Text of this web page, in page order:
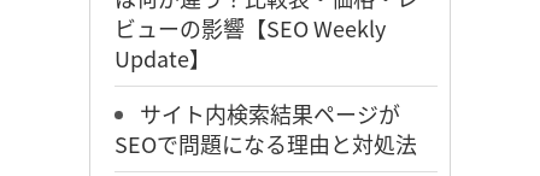
ビューの影響【SEO Weekly
Update】
サイト内検索結果ページが
SEOで問題になる理由と対処法